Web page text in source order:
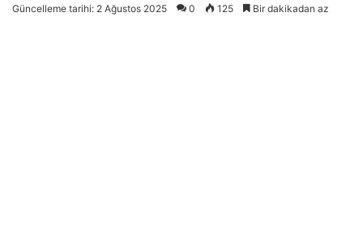
Güncelleme tarihi: 2 Ağustos 2025 0 125 Bir dakikadan az